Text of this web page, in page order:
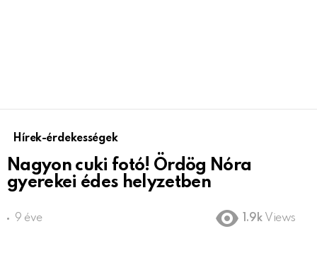
Hírek-érdekességek
Nagyon cuki fotó! Ördög Nóra
gyerekei édes helyzetben
9 éve 1.9k Views